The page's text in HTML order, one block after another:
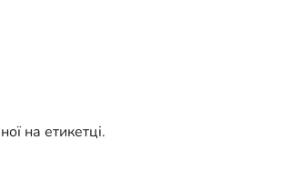
на етикетці.